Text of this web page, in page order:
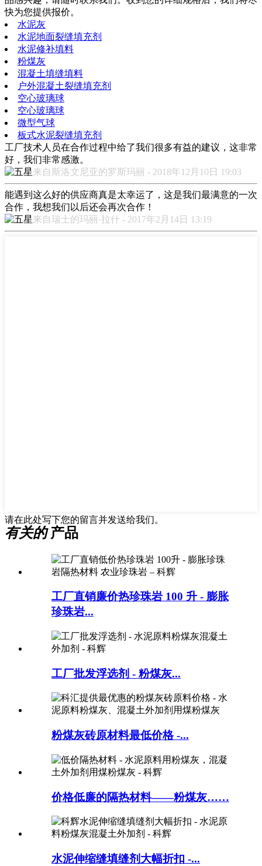
快为您提供报价。
水泥灰
水泥地面裂缝填充剂
水泥修补填料
粉煤灰
混凝土填缝填料
户外混凝土裂缝填充剂
空心玻璃球
空心玻璃球
微型气球
板式水泥裂缝填充剂
工厂技术人员在合作过程中给了我们很多有益的建议，这非常
好，我们非常感激。
来自斯洛文尼亚的罗斯玛丽 - 2018年12月10日 19:03
能遇到这么好的供应商真是太幸运了，这是我们最满意的一次
合作，我想我们以后还会再次合作！
来自瑞士的玛丽·拉什 - 2017年2月14日 13:19
请在此处写下您的留言并发送给我们。
有关的产品
工厂直销廉价热珍珠岩 100 升 - 膨胀
珍珠岩...
工厂批发浮选剂 - 粉煤灰...
粉煤灰砖原材料最低价格 -...
价格低廉的隔热材料——粉煤灰……
水泥伸缩缝填缝剂大幅折扣 -...